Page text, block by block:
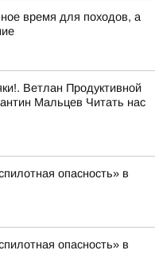
время для походов, а
Ветлан Продуктивной
Мальцев Читать нас
опасность» в
опасность» в